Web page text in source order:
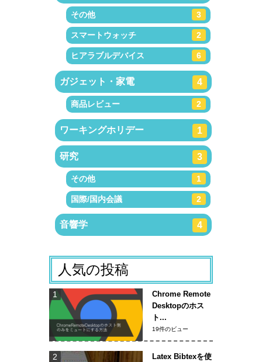
その他 3
スマートウォッチ 2
ヒアラブルデバイス 6
ガジェット・家電 4
商品レビュー 2
ワーキングホリデー 1
研究 3
その他 1
国際/国内会議 2
音響学 4
人気の投稿
Chrome Remote
Desktopのホス
ト...
19件のビュー
Latex Bibtexを使